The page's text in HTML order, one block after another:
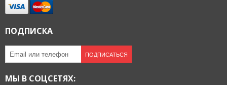
ПОДПИСКА
ПОДПИСАТЬСЯ
МЫ В СОЦСЕТЯХ: